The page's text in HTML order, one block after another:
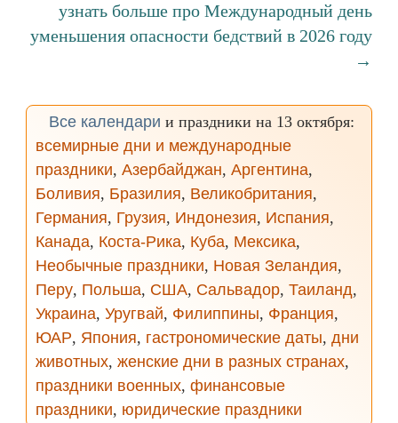
узнать больше про Международный день
уменьшения опасности бедствий в 2026 году
→
Все календари и праздники на 13 октября:
всемирные дни и международные
праздники, Азербайджан, Аргентина,
Боливия, Бразилия, Великобритания,
Германия, Грузия, Индонезия, Испания,
Канада, Коста-Рика, Куба, Мексика,
Необычные праздники, Новая Зеландия,
Перу, Польша, США, Сальвадор, Таиланд,
Украина, Уругвай, Филиппины, Франция,
ЮАР, Япония, гастрономические даты, дни
животных, женские дни в разных странах,
праздники военных, финансовые
праздники, юридические праздники